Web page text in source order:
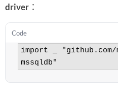
driver ：
Code
import _
mssqldb"